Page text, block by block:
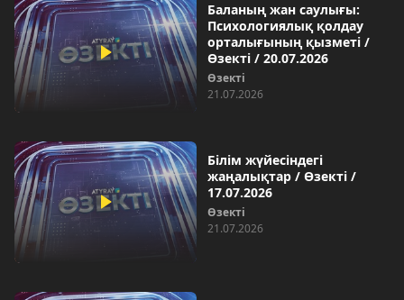
Баланың жан саулығы:
Психологиялық қолдау
орталығының қызметі /
Өзекті / 20.07.2026
Өзекті
21.07.2026
Білім жүйесіндегі
жаңалықтар / Өзекті /
17.07.2026
Өзекті
21.07.2026